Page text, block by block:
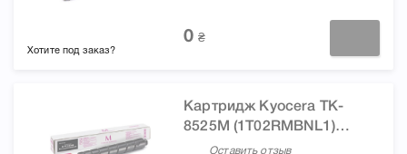
0 ₴
Хотите под заказ?
Картридж Kyocera TK-
8525M (1T02RMBNL1)
Magenta
Оставить отзыв